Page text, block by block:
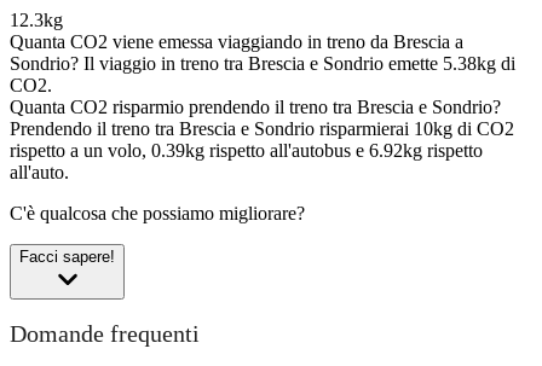
12.3kg
Quanta CO2 viene emessa viaggiando in treno da Brescia a
Sondrio? Il viaggio in treno tra Brescia e Sondrio emette 5.38kg di
CO2.
Quanta CO2 risparmio prendendo il treno tra Brescia e Sondrio?
Prendendo il treno tra Brescia e Sondrio risparmierai 10kg di CO2
rispetto a un volo, 0.39kg rispetto all'autobus e 6.92kg rispetto
all'auto.
C'è qualcosa che possiamo migliorare?
Facci sapere!
Domande frequenti